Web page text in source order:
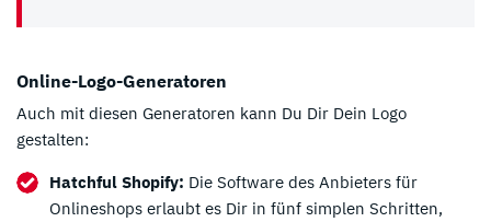
Online-Logo-Generatoren
Auch mit diesen Generatoren kann Du Dir Dein Logo
gestalten:
Hatchful Shopify: Die Software des Anbieters für
Onlineshops erlaubt es Dir in fünf simplen Schritten,